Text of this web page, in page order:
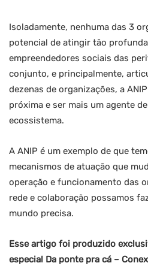
Isoladamente, nenhuma das 3
potencial de atingir tão
empreendedores sociais das
conjunto, e principalmente,
dezenas de organizações, a
próxima e ser mais um agente
ecossistema.
A ANIP é um exemplo de que
mecanismos de atuação que
operação e funcionamento das
rede e colaboração possamos
mundo precisa.
Esse artigo foi produzido
especial Da ponte pra cá –